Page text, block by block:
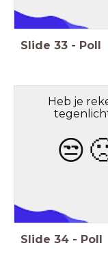
Slide 33 - Poll
Heb je
😒
Slide 34 - Poll